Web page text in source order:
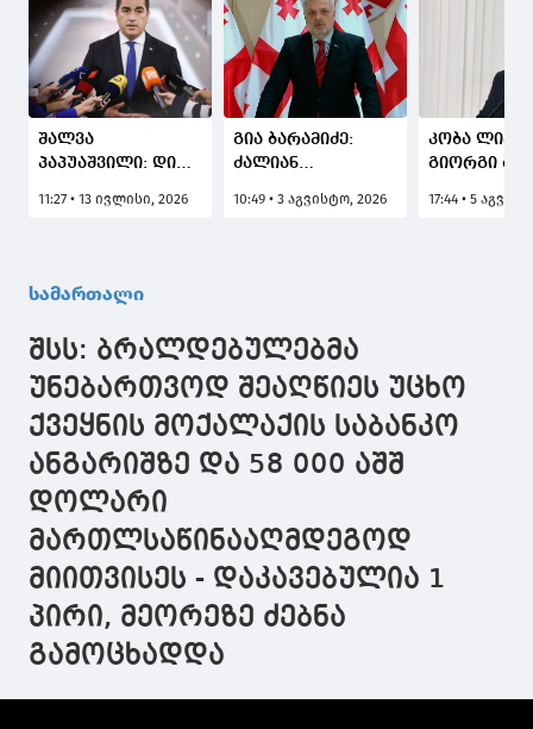
შალვა
პაპუაშვილი: დიდი
ცხოვრების
ჩანაწერები
ბარამიძეზეც
სისულელეებს
ალაპარაკებენ
11:27 • 13 ივლისი, 2026
გია ბარამიძე:
ძალიან
ბოკუჩავას
სხდომაზე
არალეგიტიმური
არაფერი იყო
10:49 • 3 აგვისტო, 2026
კობა
გიორგი
მოსმენა
17:44 • 5
სამართალი
შსს: ბრალდებულებმა
უნებართვოდ შეაღწიეს უცხო
ქვეყნის მოქალაქის საბანკო
ანგარიშზე და 58 000 აშშ
დოლარი
მართლსაწინააღმდეგოდ
მიითვისეს - დაკავებულია 1
პირი, მეორეზე ძებნა
გამოცხადდა